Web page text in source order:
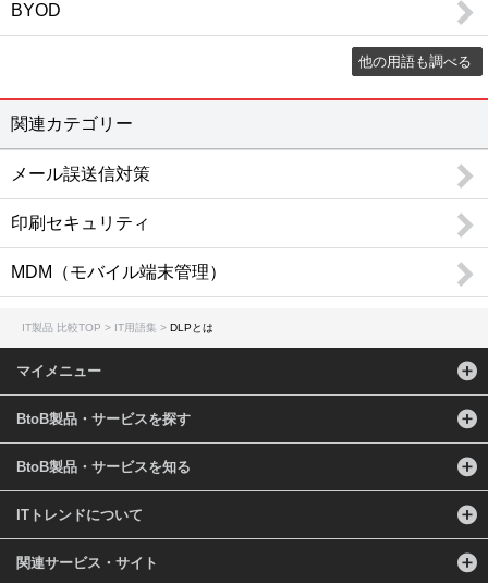
通信インフラ
VPN / IP電話 / CDN / マルチホーミング / WAN / PBX / WAN高速化 / VPN 海外・国際 / 法人携帯 / 法人向けポケットWifi
ネットワークインフラ
ネットワークセキュリティ
その他のセキュリティ
データセンター
データ管理
運用管理
設計開発
仮想化
サーバ仮想化 / ストレージ仮想化 / デスクトップ仮想化 / アプリケーション仮想化 / ネットワーク仮想化
クラウド
クラウド構築 / オンラインストレージ / IaaS / PaaS / クラウドサーバー / iPaaS
監視
BYOD
他の用語も調べる
関連カテゴリー
メール誤送信対策
印刷セキュリティ
MDM（モバイル端末管理）
IT製品 比較TOP IT用語集 DLPとは
マイメニュー
BtoB製品・サービスを探す
BtoB製品・サービスを知る
ITトレンドについて
関連サービス・サイト